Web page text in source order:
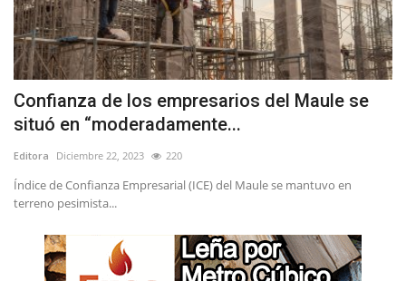
Confianza de los empresarios del Maule se
situó en “moderadamente...
Editora Diciembre 22, 2023 220
Índice de Confianza Empresarial (ICE) del Maule se mantuvo en
terreno pesimista...